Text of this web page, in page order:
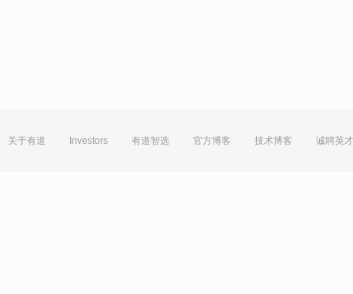
关于有道 Investors 有道智选 官方博客 技术博客 诚聘英才